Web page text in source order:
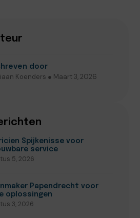
door
Koenders ● Maart 3, 2026
Spijkenisse voor
service
5, 2026
Papendrecht voor
oplossingen
3, 2026